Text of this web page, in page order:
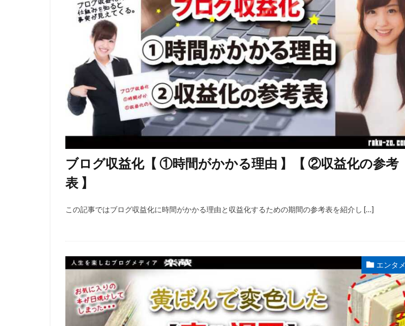
ブログ収益化【 ①時間がかかる理由 】【 ②収益化の参考
表 】
この記事ではブログ収益化に時間がかかる理由と収益化するための期間の参考表を紹介し […]
エンタメ